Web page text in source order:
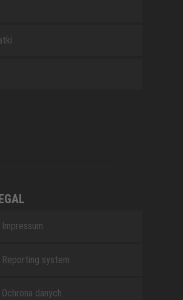
Impressum
Reporting system
Ochrona danych